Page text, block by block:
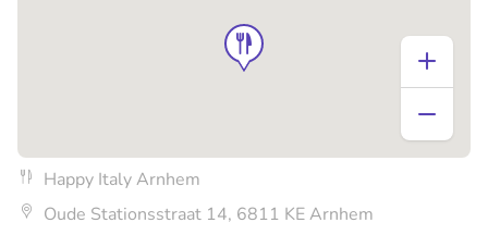
Happy Italy Arnhem
Oude Stationsstraat 14, 6811 KE Arnhem